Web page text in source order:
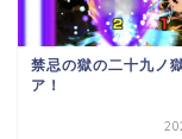
禁忌の獄の二十九ノ
ア！